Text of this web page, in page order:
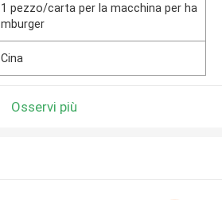
1 pezzo/carta per la macchina per ha
mburger
Cina
Osservi più